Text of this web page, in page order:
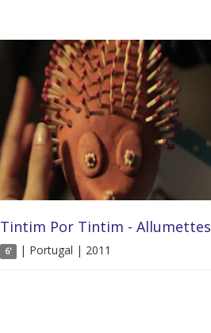
Tintim Por Tintim - Allumettes
6' | Portugal | 2011